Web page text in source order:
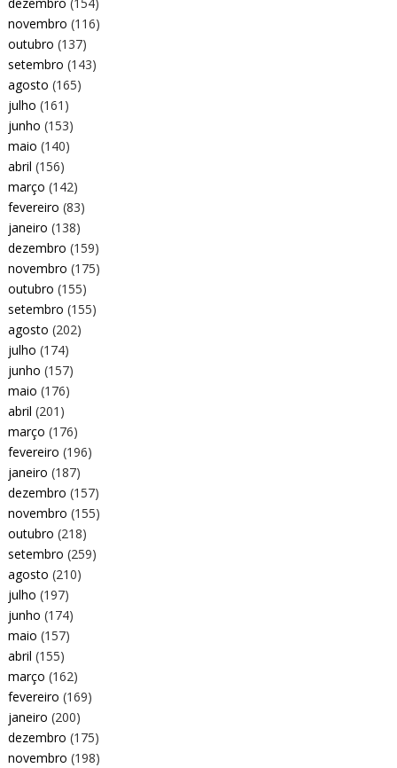
novembro (116)
outubro (137)
setembro (143)
agosto (165)
julho (161)
junho (153)
maio (140)
abril (156)
março (142)
fevereiro (83)
janeiro (138)
dezembro (159)
novembro (175)
outubro (155)
setembro (155)
agosto (202)
julho (174)
junho (157)
maio (176)
abril (201)
março (176)
fevereiro (196)
janeiro (187)
dezembro (157)
novembro (155)
outubro (218)
setembro (259)
agosto (210)
julho (197)
junho (174)
maio (157)
abril (155)
março (162)
fevereiro (169)
janeiro (200)
dezembro (175)
novembro (198)